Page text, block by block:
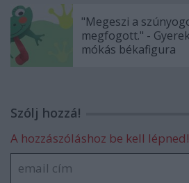
"Megeszi a
megfogott." -
mókás békafigura
Szólj hozzá!
A hozzászóláshoz be kell lépned!